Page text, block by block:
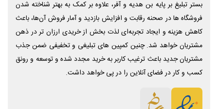
بستر تبلیغ بر پایه بن هدیه و آفر، علاوه بر کمک به بهتر شناخته شدن
فروشگاه ها در صحنه رقابت و افزایش بازدید و آمار فروش آن‌ها، باعث
کاهش هزینه و ایجاد تجربه‌ای لذت بخش از خریدی ارزان تر در ذهن
مشتریان خواهد شد. چنین کمپین های تبلیغی و تخفیفی ضمن جذب
مشتریان جدید باعث ترغیب کاربر به خرید مجدد شده و توسعه و رونق
کسب و کار در فضای آنلاین را در پی خواهد داشت.